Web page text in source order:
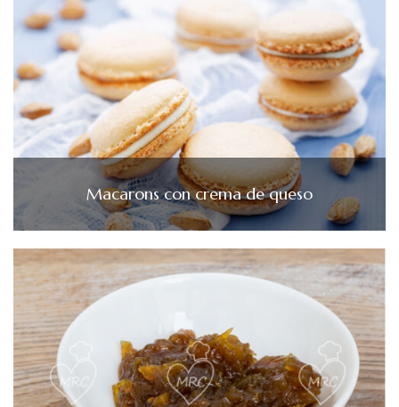
Macarons con crema de queso